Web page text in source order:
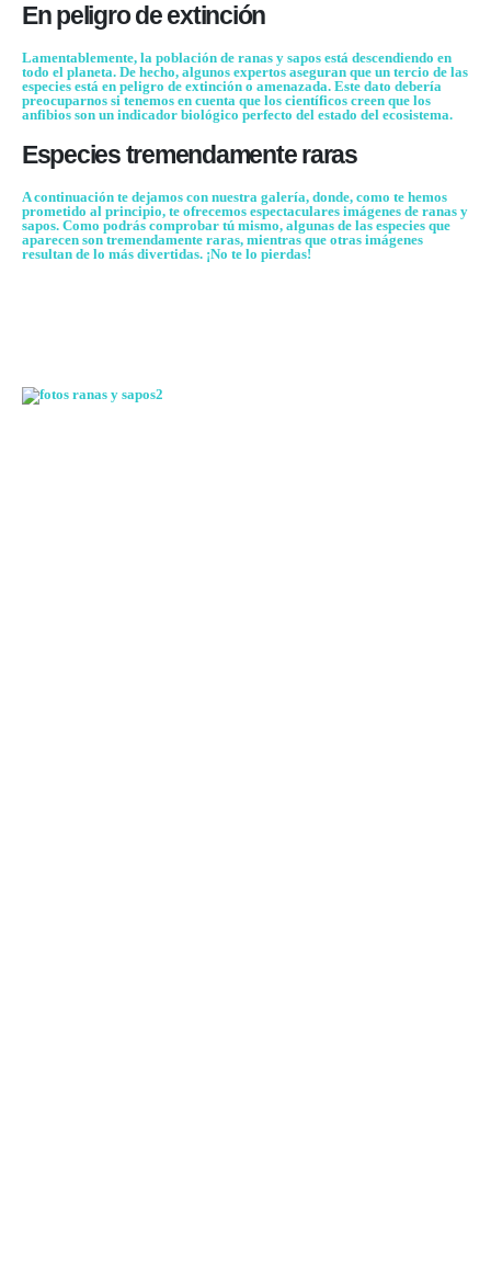
En peligro de extinción
Lamentablemente, la población de ranas y sapos está descendiendo en
todo el planeta. De hecho, algunos expertos aseguran que un tercio de las
especies está en peligro de extinción o amenazada. Este dato debería
preocuparnos si tenemos en cuenta que los científicos creen que los
anfibios son un indicador biológico perfecto del estado del ecosistema.
Especies tremendamente raras
A continuación te dejamos con nuestra galería, donde, como te hemos
prometido al principio, te ofrecemos espectaculares imágenes de ranas y
sapos. Como podrás comprobar tú mismo, algunas de las especies que
aparecen son tremendamente raras, mientras que otras imágenes
resultan de lo más divertidas. ¡No te lo pierdas!